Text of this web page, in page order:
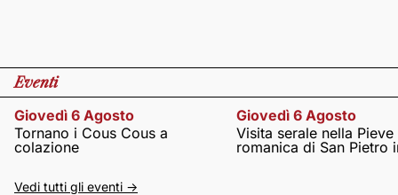
Eventi
Giovedì 6 Agosto
Tornano i Cous Cous a
colazione
Giovedì 6 Agosto
Visita serale nella Pieve
romanica di San Pietro
Vedi tutti gli eventi ->